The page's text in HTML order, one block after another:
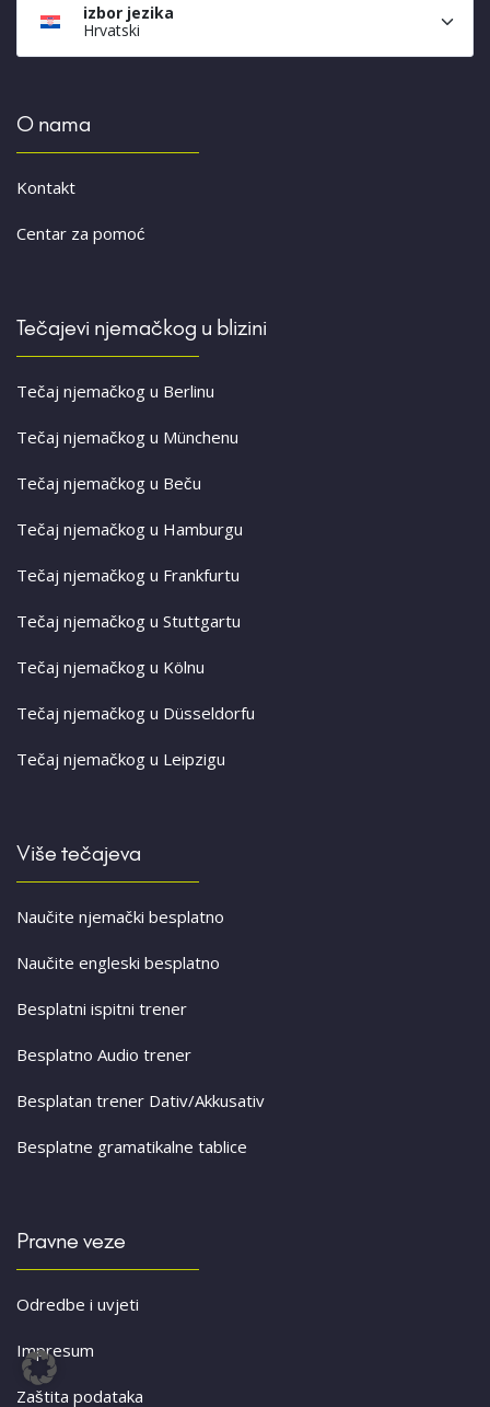
izbor jezika
Hrvatski
O nama
Kontakt
Centar za pomoć
Tečajevi njemačkog u blizini
Tečaj njemačkog u Berlinu
Tečaj njemačkog u Münchenu
Tečaj njemačkog u Beču
Tečaj njemačkog u Hamburgu
Tečaj njemačkog u Frankfurtu
Tečaj njemačkog u Stuttgartu
Tečaj njemačkog u Kölnu
Tečaj njemačkog u Düsseldorfu
Tečaj njemačkog u Leipzigu
Više tečajeva
Naučite njemački besplatno
Naučite engleski besplatno
Besplatni ispitni trener
Besplatno Audio trener
Besplatan trener Dativ/Akkusativ
Besplatne gramatikalne tablice
Pravne veze
Odredbe i uvjeti
Impresum
Zaštita podataka